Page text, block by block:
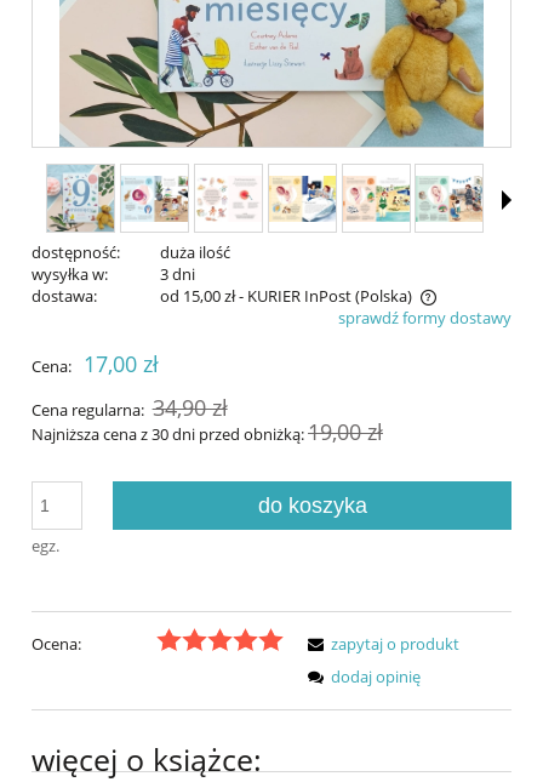
dostępność:
duża ilość
wysyłka w:
3 dni
dostawa:
od 15,00 zł- KURIER InPost(Polska)
Cena nie zawiera ewentualnych kosztów płatnościsprawdź formy dostawy
Cena: 17,00 zł
Cena regularna: 34,90 zł
Najniższa cena z 30 dni przed obniżką:19,00 zł
egz.
do koszyka
Ocena:
zapytaj o produkt
dodaj opinię
więcej o książce: